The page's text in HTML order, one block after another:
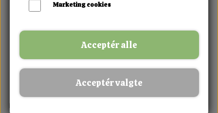
Marketing cookies
Acceptér alle
Acceptér valgte